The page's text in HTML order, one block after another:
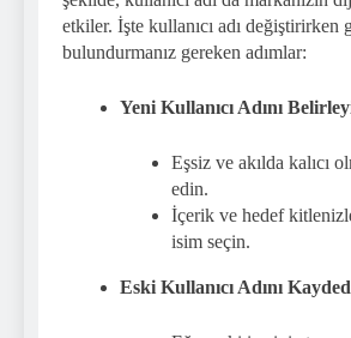
etkiler. İşte kullanıcı adı değiştirirken
bulundurmanız gereken adımlar:
Yeni Kullanıcı Adını
Eşsiz ve akılda kalıcı
edin.
İçerik ve hedef
isim seçin.
Eski Kullanıcı Adını